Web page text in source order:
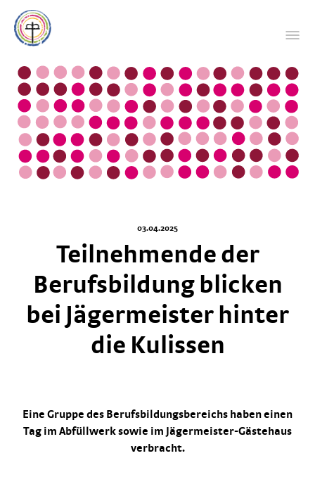
03.04.2025
Teilnehmende der
Berufsbildung blicken
bei Jägermeister hinter
die Kulissen
Eine Gruppe des Berufsbildungsbereichs haben einen
Tag im Abfüllwerk sowie im Jägermeister-Gästehaus
verbracht.